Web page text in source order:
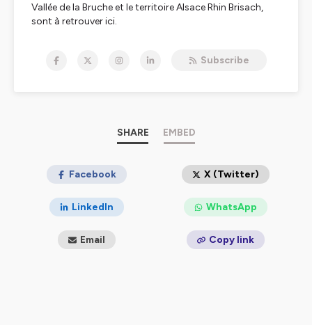
Vallée de la Bruche et le territoire Alsace Rhin Brisach,
sont à retrouver ici.
Addict
ou encore Amazon Music Subscribe
SHARE EMBED
Facebook X (Twitter)
LinkedIn WhatsApp
Email Copy link